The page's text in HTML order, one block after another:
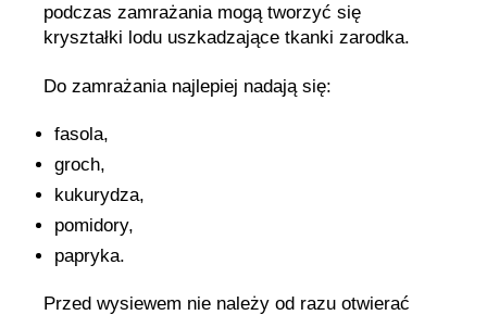
podczas zamrażania mogą tworzyć się
kryształki lodu uszkadzające tkanki zarodka.
Do zamrażania najlepiej nadają się:
fasola,
groch,
kukurydza,
pomidory,
papryka.
Przed wysiewem nie należy od razu otwierać